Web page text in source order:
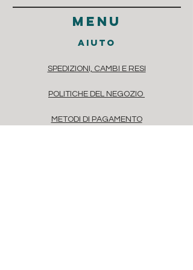
menu
aiuto
SPEDIZIONI, CAMBI E RESI
POLITICHE DEL NEGOZIO
METODI DI PAGAMENTO